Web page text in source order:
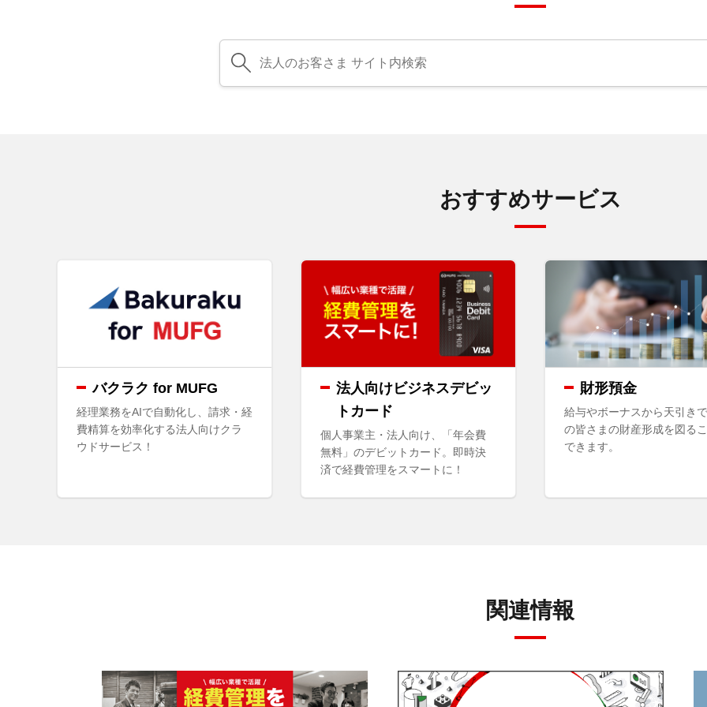
おすすめサービス
バクラク for MUFG
経理業務をAIで自動化し、請求・経
費精算を効率化する法人向けクラ
ウドサービス！
法人向けビジネスデビッ
トカード
個人事業主・法人向け、「年会費
無料」のデビットカード。即時決
済で経費管理をスマートに！
財形預金
給与やボーナスから天引き
の皆さまの財産形成を図る
できます。
関連情報